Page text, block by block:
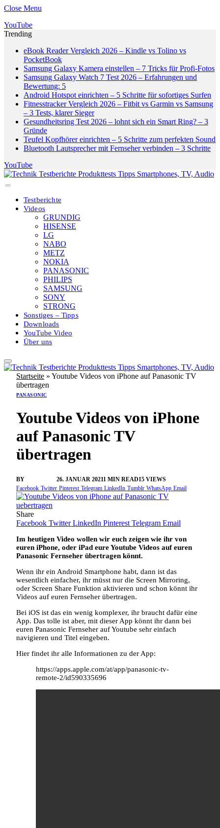
Close Menu
YouTube
Trending
eBook Reader Vergleich 2026 – Kindle vs Tolino vs
PocketBook
Samsung Galaxy Kamera einstellen – 7 Tricks für Profi-Fotos
Samsung Galaxy Watch 7 Test 2026 – Erfahrungen und
Bewertung: 5
Android Hotspot einrichten – 5 Schritte für sofortiges Surfen
Fitnesstracker Vergleich 2026 – Fitbit vs Garmin vs Samsung
– 3 Tests, klarer Sieger
Gesundheitsring Test 2026 – lohnt sich ein Smart Ring? – 3
Gründe
Teufel Kopfhörer einrichten – 5 Schritte zum perfekten Sound
Bluetooth Lautsprecher mit Fernseher verbinden – 3 Schritte
YouTube
Testberichte
Videos
GRUNDIG
HISENSE
LG
NABO
METZ
NOKIA
PANASONIC
PHILIPS
SAMSUNG
SONY
STRONG
Sonstiges – Tipps
Downloads
YouTube Video
Über uns
Startseite » Youtube Videos von iPhone auf Panasonic TV
übertragen
PANASONIC
Youtube Videos von iPhone
auf Panasonic TV
übertragen
BY 26. JANUAR 20211 MIN READ15 VIEWS
Facebook Twitter Pinterest Telegram LinkedIn Tumblr WhatsApp Email
Share
Facebook Twitter LinkedIn Pinterest Telegram Email
Im heutigen Video wollen wir euch zeigen wie ihr von
euren iPhone, oder iPad eure Youtube Videos auf euren
Panasonic Fernseher übertragen könnt.
Wenn ihr ein Android Smartphone habt, dann ist das
wesentlich einfacher, ihr müsst nur die Screen Mirroring,
oder Screen Share Funktion aktivieren und schon könnt ihr
Videos auf euren Fernseher übertragen.
Bei iOS ist das ein wenig komplexer, ihr braucht dafür eine
App. Das tolle ist aber, mit dieser App könnt ihr dann bei
euren Panasonic Fernseher auf Youtube sehr einfach
navigieren und Titel eingeben.
Hier findet ihr alle Informationen zu der App:
https://apps.apple.com/at/app/panasonic-tv-
remote-2/id590335696